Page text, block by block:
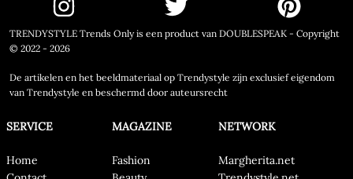
TRENDYSTYLE Trends Only is een product van DOUBLESPEAK - Copyright
© 2022 - 2026
De artikelen en het beeldmateriaal op Trendystyle zijn exclusief eigendom
van Trendystyle en beschermd door auteursrecht
SERVICE
Home
MAGAZINE
Fashion
NETWORK
Margherita.net